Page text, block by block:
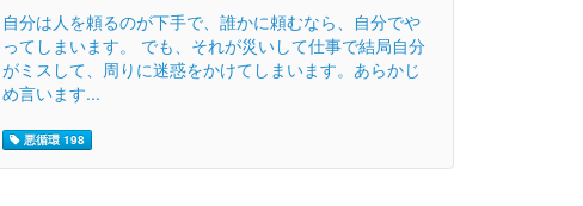
自分は人を頼るのが下手で、誰かに頼むなら、自分でや
ってしまいます。 でも、それが災いして仕事で結局自分
がミスして、周りに迷惑をかけてしまいます。あらかじ
め言います...
悪循環 198